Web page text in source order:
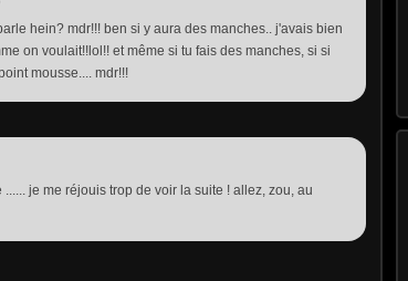
hein? mdr!!! ben si y aura des manches.. j'avais bien
on voulait!!lol!! et même si tu fais des manches, si si
mousse.... mdr!!!
je me réjouis trop de voir la suite ! allez, zou, au